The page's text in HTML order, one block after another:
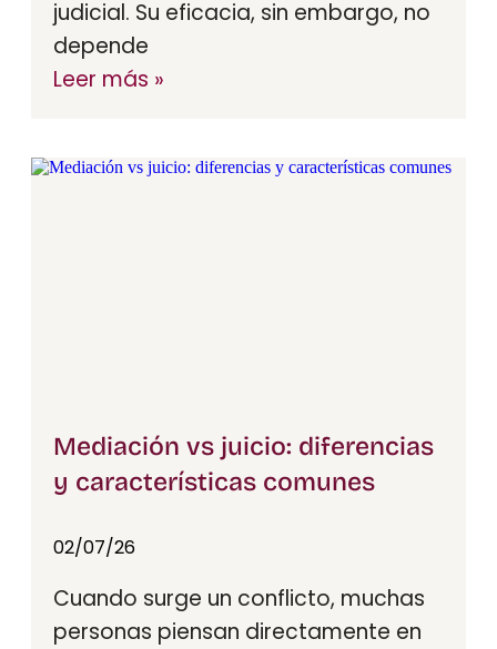
judicial. Su eficacia, sin embargo, no
depende
Leer más »
Mediación vs juicio: diferencias
y características comunes
02/07/26
Cuando surge un conflicto, muchas
personas piensan directamente en